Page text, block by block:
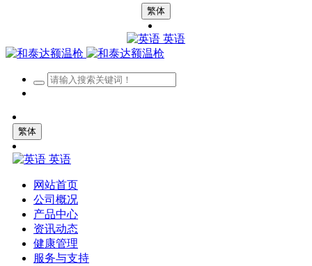
繁体
英语
繁体
英语
网站首页
公司概况
产品中心
资讯动态
健康管理
服务与支持